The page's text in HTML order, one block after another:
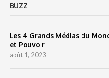
BUZZ
Les 4 Grands Médias du
et Pouvoir
août 1, 2023